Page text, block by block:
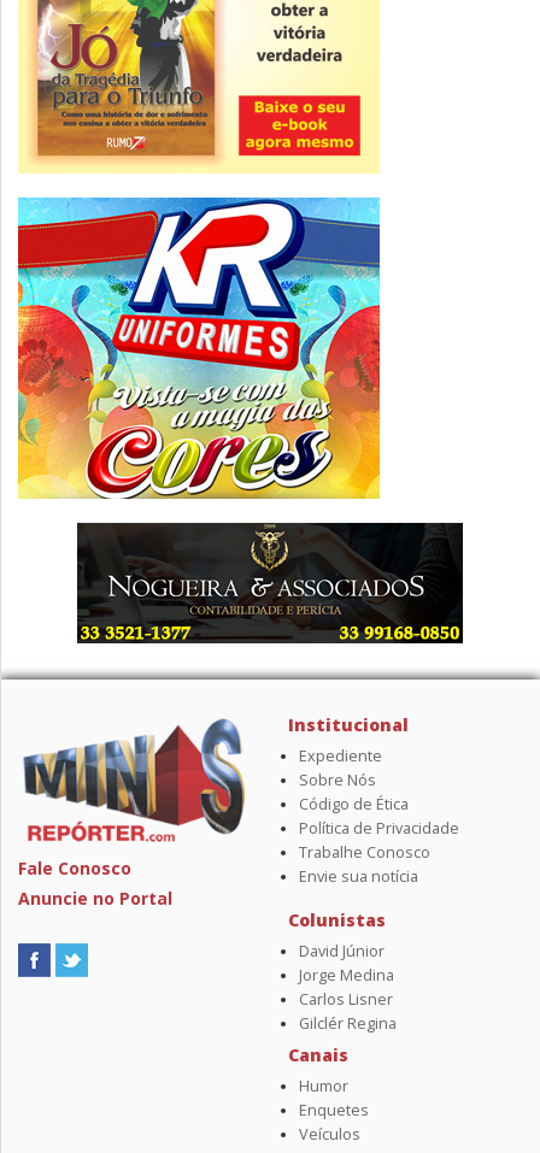
ver todas »
Fale Conosco
Anuncie no Portal
Institucional
Expediente
Sobre Nós
Código de Ética
Política de Privacidade
Trabalhe Conosco
Envie sua notícia
Colunistas
David Júnior
Jorge Medina
Carlos Lisner
Gilclér Regina
Canais
Humor
Enquetes
Veículos